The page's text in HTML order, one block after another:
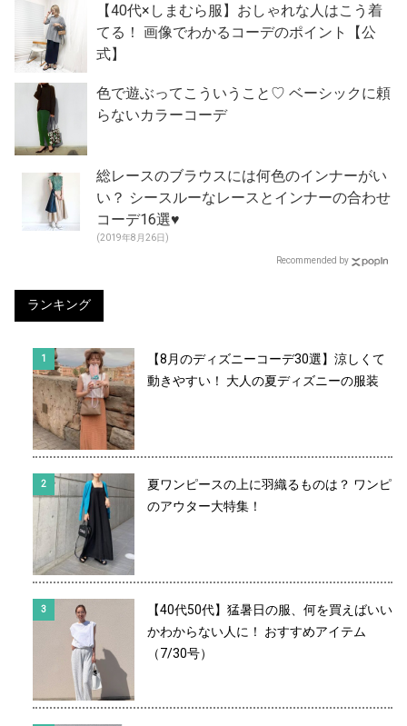
【40代×しまむら服】おしゃれな人はこう着
てる！ 画像でわかるコーデのポイント【公
式】
色で遊ぶってこういうこと♡ ベーシックに頼
らないカラーコーデ
総レースのブラウスには何色のインナーがい
い？ シースルーなレースとインナーの合わせ
コーデ16選♥
(2019年8月26日)
Recommended by
ランキング
【8月のディズニーコーデ30選】涼しくて
動きやすい！ 大人の夏ディズニーの服装
夏ワンピースの上に羽織るものは？ ワンピ
のアウター大特集！
【40代50代】猛暑日の服、何を買えばいい
かわからない人に！ おすすめアイテム
（7/30号）